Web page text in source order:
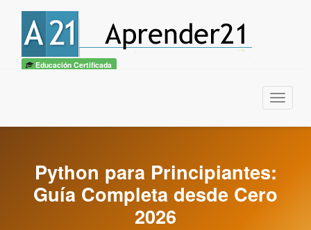
Educación Certificada
Menu
Python para Principiantes:
Guía Completa desde Cero
2026